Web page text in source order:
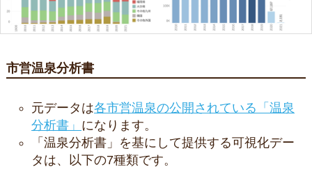
市営温泉分析書
元データは各市営温泉の公開されている「温泉
分析書」 になります。
「温泉分析書」を基にして提供する可視化デー
タは、以下の7種類です。